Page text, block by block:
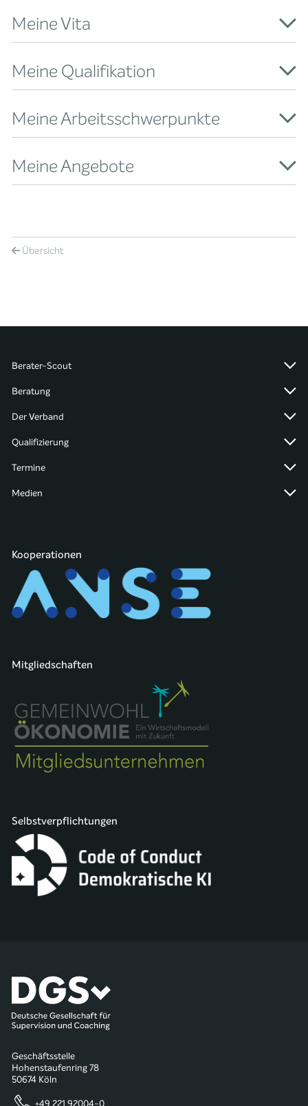
Meine Vita
Meine Qualifikation
Meine Arbeitsschwerpunkte
Meine Angebote
Übersicht
Berater-Scout
Beratung
Der Verband
Qualifizierung
Termine
Medien
Kooperationen
Mitgliedschaften
Selbstverpflichtungen
Geschäftsstelle
Hohenstaufenring 78
50674 Köln